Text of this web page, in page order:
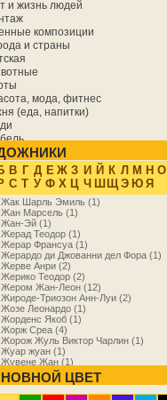
и жизнь людей
композиции
и страны
мода, фитнес
(еда, напитки)
культура
и духовность
деятельности
В Г Д Е Ж З И Й К Л М Н О
С Т У Ф Х Ц Ч Ш Щ Э Ю Я
Жак Шарль Эмиль (1)
Жан Марсель (1)
Жан-Эй (1)
Жерад Теодор (1)
Жерар Франсуа (1)
Жерардо ди Джованни дел Фора (1)
Жерве Анри (2)
Жерико Теодор (2)
Жером Жан-Леон (12)
Жироде-Триозон Анн-Луи (2)
Жозе Леонардо (1)
Жорденс Якоб (1)
Жорж Среа (4)
Жорож Жуль Виктор Чарлин (1)
Жуар жуан (1)
Жувене Жан (1)
Жуирин Пьер (1)
Жуковский Василий (1)
Жуковский Станислав (1)
ЦВЕТ